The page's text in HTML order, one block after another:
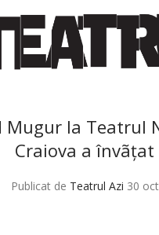
Mugur la Teatrul
Craiova a învãţat
Publicat de Teatrul Azi 30